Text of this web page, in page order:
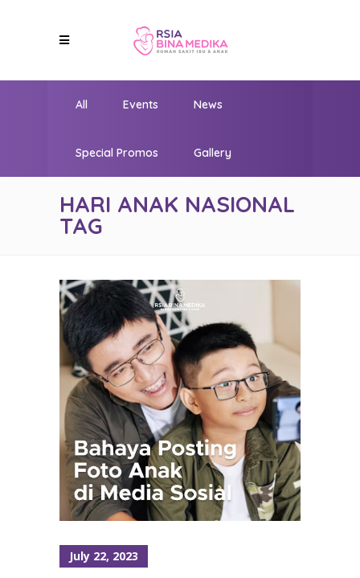
All Events News
Special Promos Gallery
HARI ANAK NASIONAL
TAG
July 22, 2023